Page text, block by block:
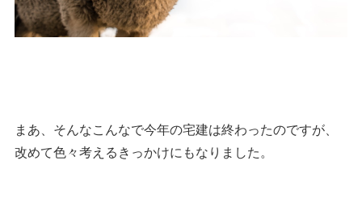
まあ、そんなこんなで今年の宅建は終わったのですが、
改めて色々考えるきっかけにもなりました。